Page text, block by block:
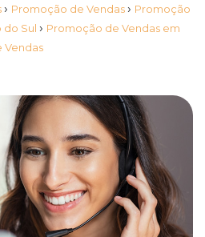
› Promoção de Vendas › Promoção
do Sul › Promoção de Vendas em
Vendas